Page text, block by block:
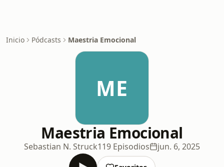
Inicio Pódcasts Maestria Emocional
ME
Maestria Emocional
Sebastian N. Struck119 Episodios jun. 6, 2025